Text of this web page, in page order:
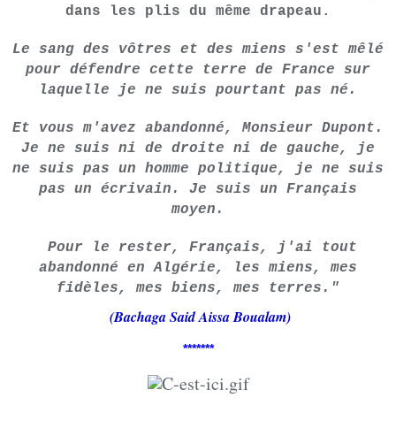
dans les plis du même drapeau.
Le sang des vôtres et des miens s'est mêlé
pour défendre cette terre de France sur
laquelle je ne suis pourtant pas né.
Et vous m'avez abandonné, Monsieur Dupont.
Je ne suis ni de droite ni de gauche, je
ne suis pas un homme politique, je ne suis
pas un écrivain. Je suis un Français
moyen.
Pour le rester, Français, j'ai tout
abandonné en Algérie, les miens, mes
fidèles, mes biens, mes terres."
(Bachaga Said Aissa Boualam)
*******